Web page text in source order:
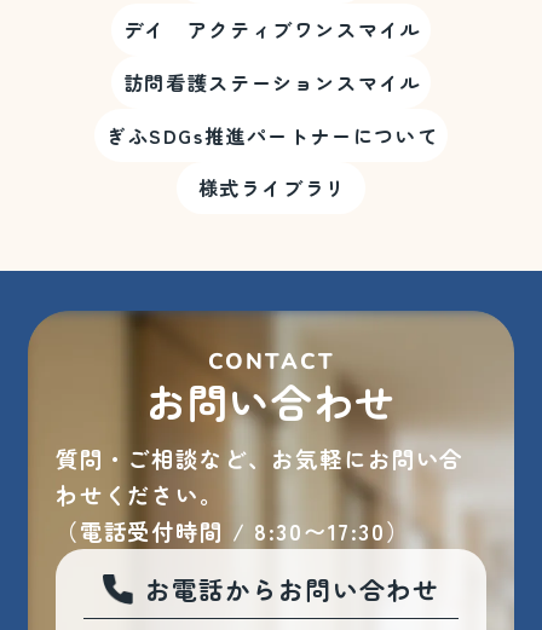
デイ アクティブワンスマイル
訪問看護ステーションスマイル
ぎふSDGs推進パートナーについて
様式ライブラリ
CONTACT
お問い合わせ
質問・ご相談など、お気軽にお問い合
わせください。
（電話受付時間 / 8:30〜17:30）
お電話からお問い合わせ